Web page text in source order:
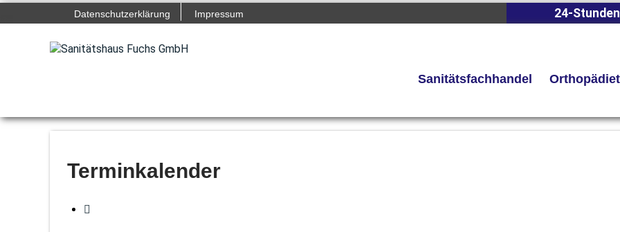
Datenschutzerklärung Impressum 24-
Sanitätsfachhandel
Terminkalender